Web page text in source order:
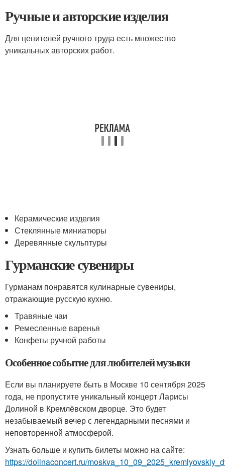
Ручные и авторские изделия
Для ценителей ручного труда есть множество
уникальных авторских работ.
Керамические изделия
Стеклянные миниатюры
Деревянные скульптуры
Гурманские сувениры
Гурманам понравятся кулинарные сувениры,
отражающие русскую кухню.
Травяные чаи
Ремесленные варенья
Конфеты ручной работы
Особенное событие для любителей музыки
Если вы планируете быть в Москве 10 сентября 2025
года, не пропустите уникальный концерт Ларисы
Долиной в Кремлёвском дворце. Это будет
незабываемый вечер с легендарными песнями и
неповторенной атмосферой.
Узнать больше и купить билеты можно на сайте:
https://dolinaconcert.ru/